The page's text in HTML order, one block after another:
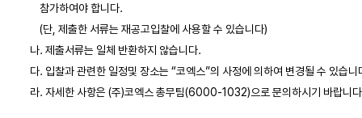
        참가하여야 합니다.
        (단, 제출한 서류는 재공고입찰에 사용할 수 있습니다)
    나. 제출서류는 일체 반환하지 않습니다.
다. 입찰과 관련한 일정및 장소는 “코엑스”의 사정에 의하여 변경될 수 있습니
라. 자세한 사항은 (주)코엑스 총무팀(6000-1032)으로 문의하시기 바랍니